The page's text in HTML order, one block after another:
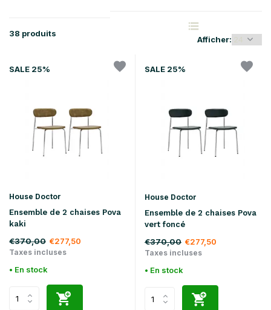
38 produits
Afficher:
SALE 25%
House Doctor
Ensemble de 2 chaises Pova
kaki
€370,00 €277,50
Taxes incluses
• En stock
SALE 25%
House Doctor
Ensemble de 2 chaises Pova
vert foncé
€370,00 €277,50
Taxes incluses
• En stock